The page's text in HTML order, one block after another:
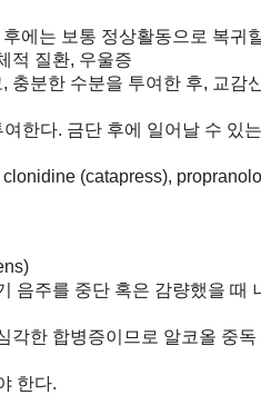
는 보통 정상활동으로 복귀
적 질환, 우울증
분한 수분을 투여한 후, 교감
다. 금단 후에 일어날 수 있는
(catapress),
주를 중단 혹은 감량했을 때
한 합병증이므로 알코올 중독
한다.